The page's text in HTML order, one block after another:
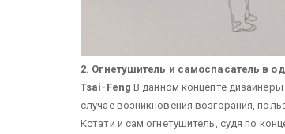
2. Огнетушитель и самоспасатель в
Tsai-Feng В данном концепте
случае возникновения возгорания,
Кстати и сам огнетушитель, судя по